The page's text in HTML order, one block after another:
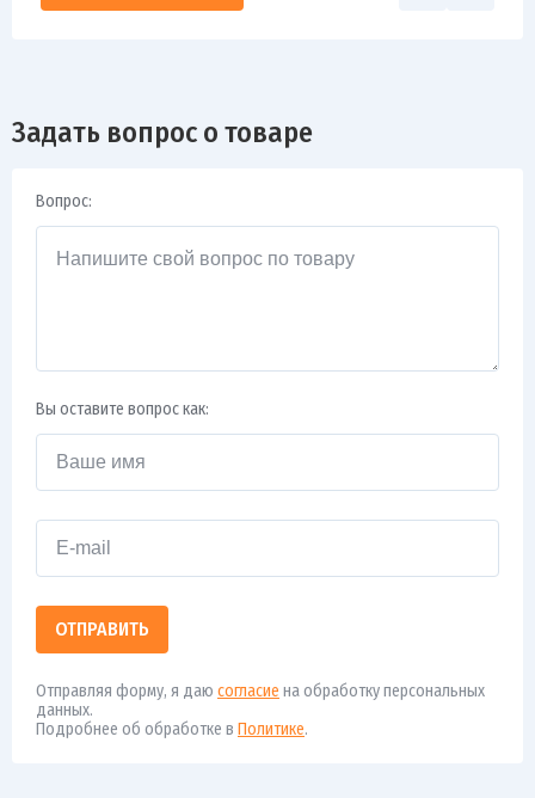
Задать вопрос о товаре
Вопрос:
Вы оставите вопрос как:
ОТПРАВИТЬ
Отправляя форму, я даю согласие на обработку персональных
данных.
Подробнее об обработке в Политике.